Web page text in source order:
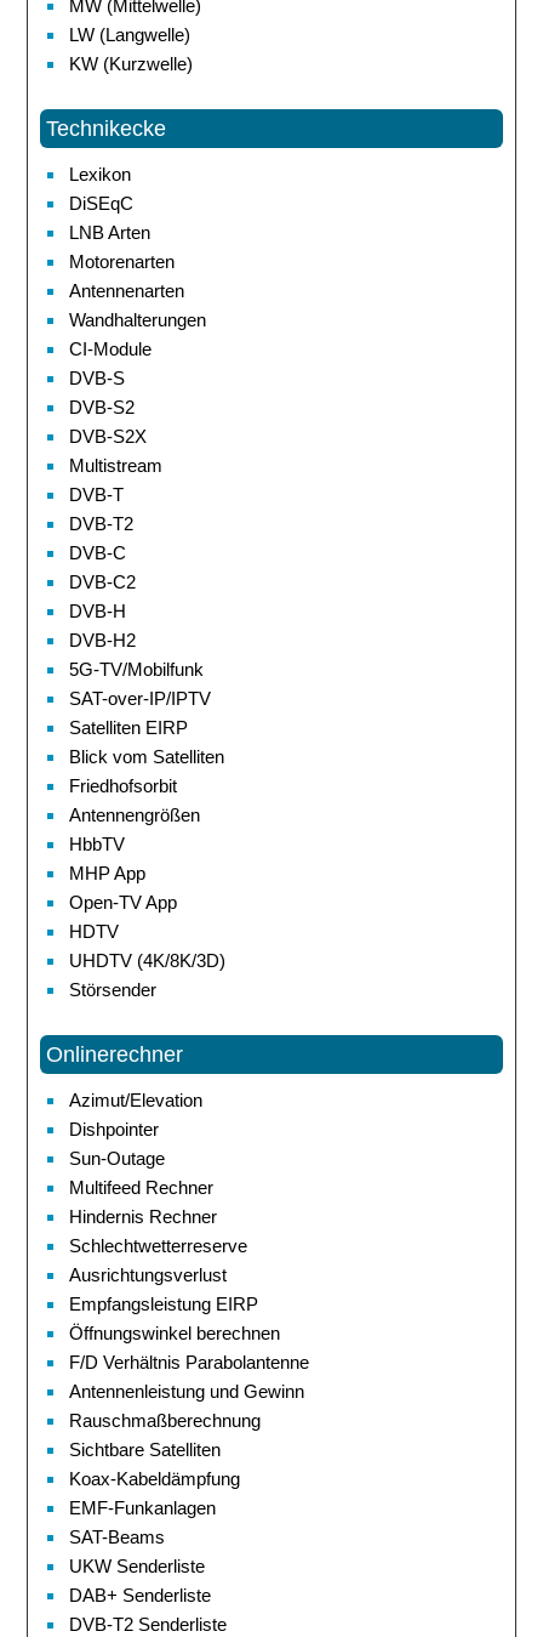
MW (Mittelwelle)
LW (Langwelle)
KW (Kurzwelle)
Technikecke
Lexikon
DiSEqC
LNB Arten
Motorenarten
Antennenarten
Wandhalterungen
CI-Module
DVB-S
DVB-S2
DVB-S2X
Multistream
DVB-T
DVB-T2
DVB-C
DVB-C2
DVB-H
DVB-H2
5G-TV/Mobilfunk
SAT-over-IP/IPTV
Satelliten EIRP
Blick vom Satelliten
Friedhofsorbit
Antennengrößen
HbbTV
MHP App
Open-TV App
HDTV
UHDTV (4K/8K/3D)
Störsender
Onlinerechner
Azimut/Elevation
Dishpointer
Sun-Outage
Multifeed Rechner
Hindernis Rechner
Schlechtwetterreserve
Ausrichtungsverlust
Empfangsleistung EIRP
Öffnungswinkel berechnen
F/D Verhältnis Parabolantenne
Antennenleistung und Gewinn
Rauschmaßberechnung
Sichtbare Satelliten
Koax-Kabeldämpfung
EMF-Funkanlagen
SAT-Beams
UKW Senderliste
DAB+ Senderliste
DVB-T2 Senderliste